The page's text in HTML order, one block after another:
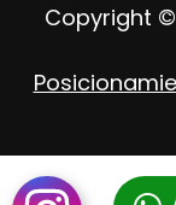
Copyright